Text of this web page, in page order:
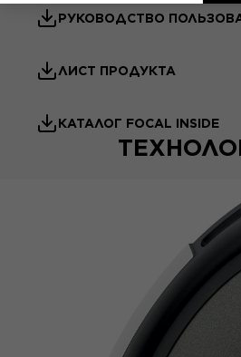
РУКОВОДСТВО
ЛИСТ ПРОДУКТА
КАТАЛОГ FOCAL INSIDE